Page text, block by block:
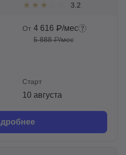
3.2
От 4 616 ₽/мес
5 888 ₽/мес
Старт
10 августа